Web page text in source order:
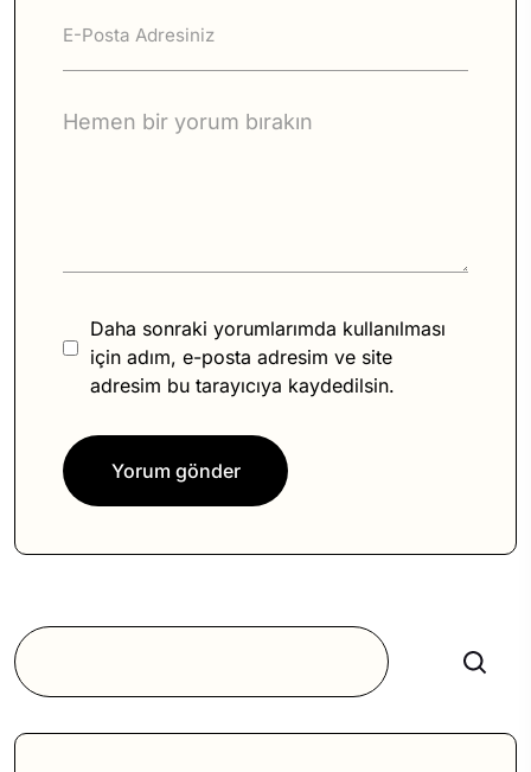
Daha sonraki yorumlarımda kullanılması
için adım, e-posta adresim ve site
adresim bu tarayıcıya kaydedilsin.
Ara